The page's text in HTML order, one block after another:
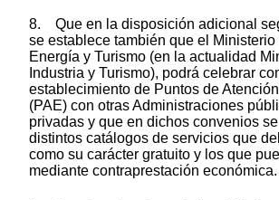
8. Que en la disposición adicional
se establece también que el Ministerio
Energía y Turismo (en la actualidad
Industria y Turismo), podrá celebrar
establecimiento de Puntos de
(PAE) con otras Administraciones
privadas y que en dichos convenios
distintos catálogos de servicios que
como su carácter gratuito y los que
mediante contraprestación económica.